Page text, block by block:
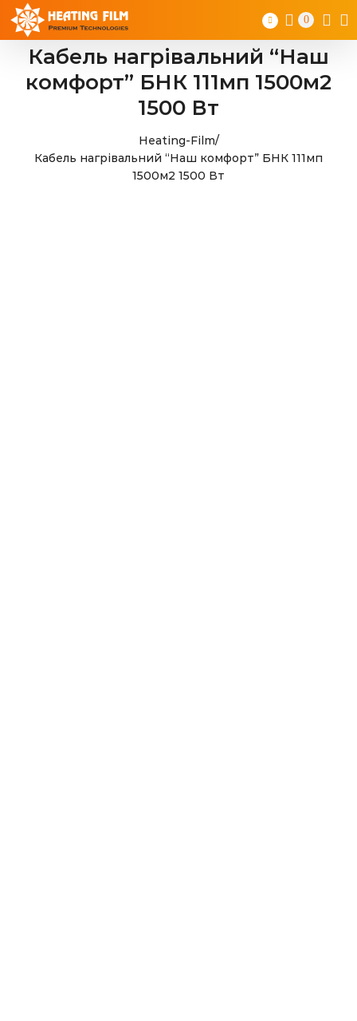
Skip
content
0
Кабель нагрівальний “Наш
комфорт” БНК 111мп 1500м2
1500 Вт
Heating-Film/
Кабель нагрівальний “Наш комфорт” БНК 111мп
1500м2 1500 Вт